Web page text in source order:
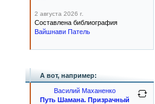
2 августа 2026 г.
Составлена библиография
Вайшнави Патель
А вот, например:
Василий Маханенко
Путь Шамана. Призрачный